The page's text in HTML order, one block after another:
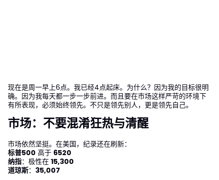
现在是周一早上6点。我已经4点起床。为什么？因为我的目标很明
确。因为我每天都一步一步前进。而且要在市场这样严苛的环境下
有所表现，必须始终领先。不只是领先别人，更是领先自己。
市场：不要混淆狂热与清醒
市场依然坚挺。在美国，纪录还在刷新：
标普500 高于 6520
纳指：极性在 15,300
道琼斯： 35,007